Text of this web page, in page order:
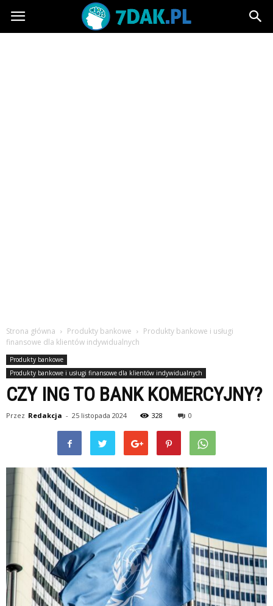
7dak.pl
Strona główna Produkty bankowe
Produkty bankowe i usługi
finansowe dla klientów indywidualnych
Produkty bankowe
Produkty bankowe i usługi finansowe dla klientów indywidualnych
CZY ING TO BANK KOMERCYJNY?
Przez Redakcja - 25 listopada 2024 328 0